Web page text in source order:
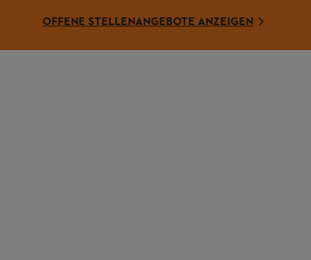
OFFENE STELLENANGEBOTE ANZEIGEN